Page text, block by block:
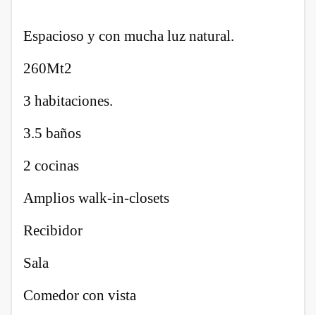
Espacioso y con mucha luz natural.
260Mt2
3 habitaciones.
3.5 baños
2 cocinas
Amplios walk-in-closets
Recibidor
Sala
Comedor con vista